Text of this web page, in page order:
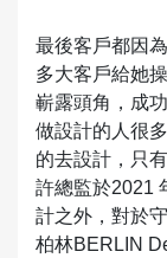
最後客戶都因
多大客戶給她
嶄露頭角，成
做設計的人很
的去設計，只
許總監於2021
計之外，對於
柏林BERLIN